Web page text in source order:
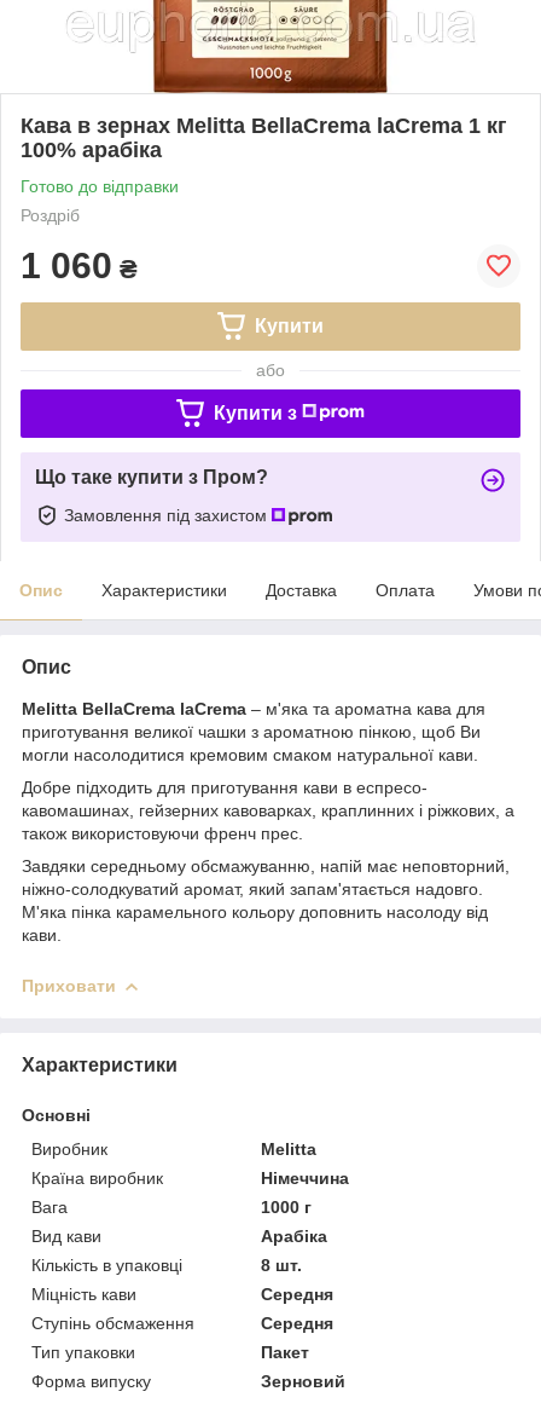
Кава в зернах Melitta BellaCrema laCrema 1 кг
100% арабіка
Готово до відправки
Роздріб
1 060 ₴
Купити
або
Купити з
Що таке купити з Пром?
Замовлення під захистом
Опис Характеристики Доставка Оплата Умови
Опис
Melitta BellaCrema laCrema – м'яка та ароматна кава для
приготування великої чашки з ароматною пінкою, щоб Ви
могли насолодитися кремовим смаком натуральної кави.
Добре підходить для приготування кави в еспресо-
кавомашинах, гейзерних кавоварках, краплинних і ріжкових, а
також використовуючи френч прес.
Завдяки середньому обсмажуванню, напій має неповторний,
ніжно-солодкуватий аромат, який запам'ятається надовго.
М'яка пінка карамельного кольору доповнить насолоду від
кави.
Приховати
Характеристики
Основні
Виробник
Melitta
Країна виробник
Німеччина
Вага
1000 г
Вид кави
Арабіка
Кількість в упаковці
8 шт.
Міцність кави
Середня
Ступінь обсмаження
Середня
Тип упаковки
Пакет
Форма випуску
Зерновий